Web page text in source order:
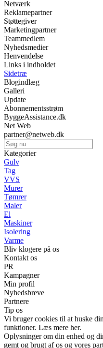
Netværk
Reklamepartner
Støttegiver
Marketingpartner
Teammedlem
Nyhedsmedier
Henvendelse
Links i indholdet
Sidetræ
Blogindlæg
Galleri
Update
Abonnementsstrøm
ByggeAssistance.dk
Net Web
partner@netweb.dk
Kategorier
Gulv
Tag
VVS
Murer
Tømrer
Maler
El
Maskiner
Isolering
Varme
Bliv klogere på os
Kontakt os
PR
Kampagner
Min profil
Nyhedsbreve
Partnere
Tip os
Vi bruger cookies til at huske
funktioner. Læs mere her.
Oplysninger om din enhed og
gemt og brugt af os og vores